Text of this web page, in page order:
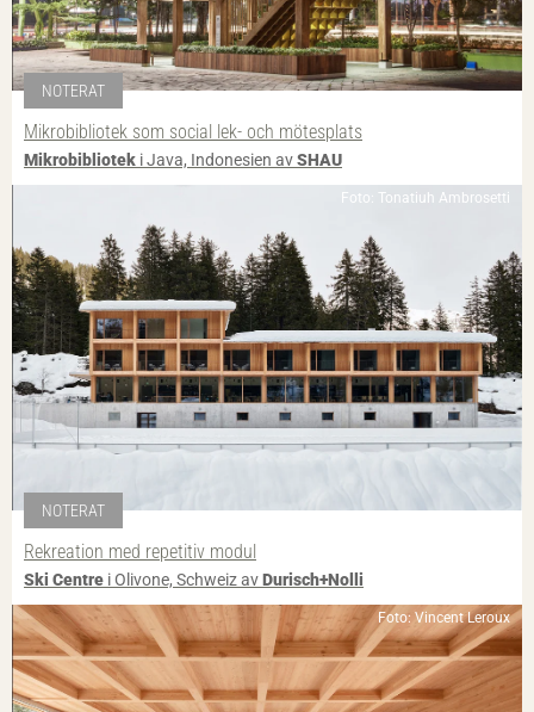
NOTERAT
Mikrobibliotek som social lek- och mötesplats
Mikrobibliotek i Java, Indonesien avSHAU
Foto: Tonatiuh Ambrosetti
NOTERAT
Rekreation med repetitiv modul
Ski Centre i Olivone, Schweiz avDurisch+Nolli
Foto: Vincent Leroux